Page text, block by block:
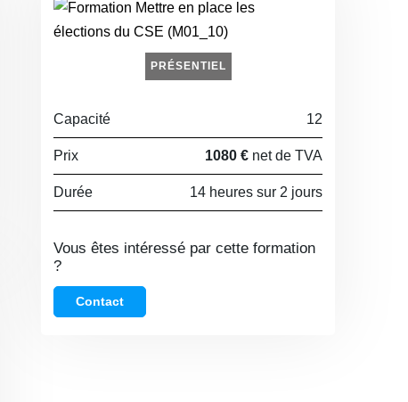
PRÉSENTIEL
Capacité 12
Prix 1080 € net de TVA
Durée 14 heures sur 2 jours
Vous êtes intéressé par cette formation
?
Contact